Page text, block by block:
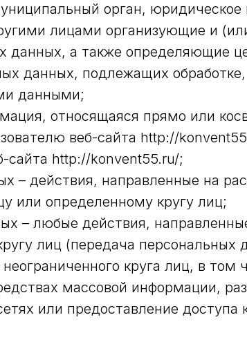
орган, юридическое
лицами организующие и
данных, а также определяющие
данных, подлежащих
данными;
относящаяся прямо или
веб-сайта http://
сайта http://konvent55.ru/;
– действия, направленные на
или определенному кругу лиц;
– любые действия,
лиц (передача персональных
круга лиц, в том
массовой информации,
или предоставление доступа